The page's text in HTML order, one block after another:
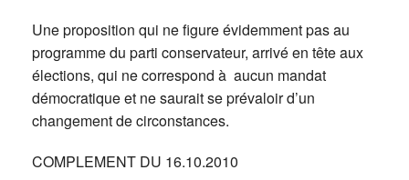
Une proposition qui ne figure évidemment pas au
programme du parti conservateur, arrivé en tête aux
élections, qui ne correspond à aucun mandat
démocratique et ne saurait se prévaloir d’un
changement de circonstances.
COMPLEMENT DU 16.10.2010